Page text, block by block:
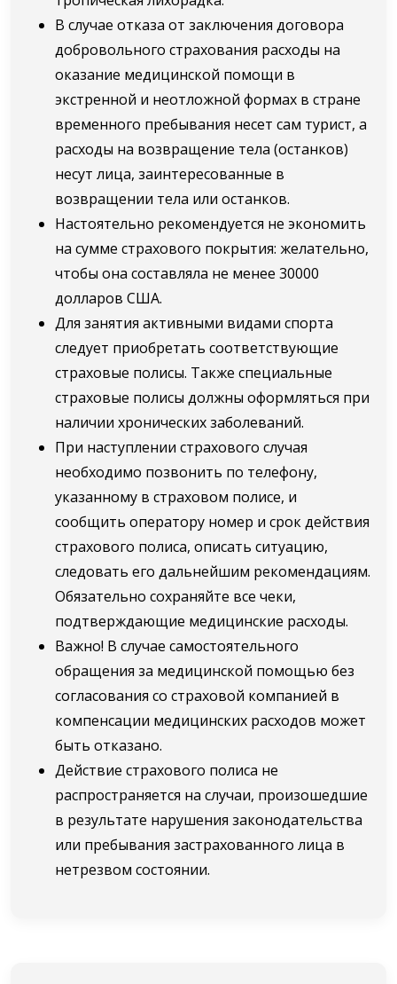
В случае отказа от заключения договора
добровольного страхования расходы на
оказание медицинской помощи в
экстренной и неотложной формах в стране
временного пребывания несет сам турист, а
расходы на возвращение тела (останков)
несут лица, заинтересованные в
возвращении тела или останков.
Настоятельно рекомендуется не экономить
на сумме страхового покрытия: желательно,
чтобы она составляла не менее 30000
долларов США.
Для занятия активными видами спорта
следует приобретать соответствующие
страховые полисы. Также специальные
страховые полисы должны оформляться при
наличии хронических заболеваний.
При наступлении страхового случая
необходимо позвонить по телефону,
указанному в страховом полисе, и
сообщить оператору номер и срок действия
страхового полиса, описать ситуацию,
следовать его дальнейшим рекомендациям.
Обязательно сохраняйте все чеки,
подтверждающие медицинские расходы.
Важно! В случае самостоятельного
обращения за медицинской помощью без
согласования со страховой компанией в
компенсации медицинских расходов может
быть отказано.
Действие страхового полиса не
распространяется на случаи, произошедшие
в результате нарушения законодательства
или пребывания застрахованного лица в
нетрезвом состоянии.